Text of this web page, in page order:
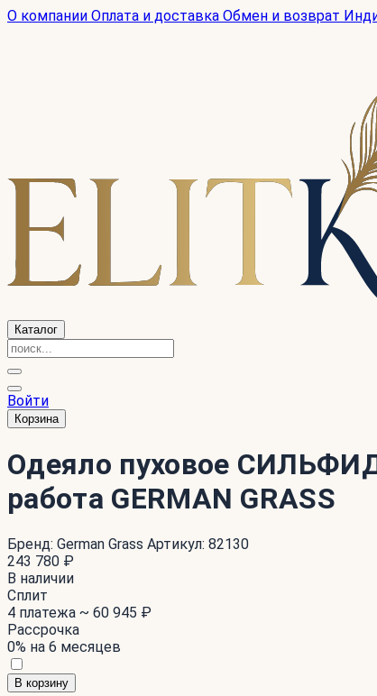
О компании Оплата и доставка Обмен и возврат
Каталог
Войти
Корзина
Одеяло пуховое
работа GERMAN GRASS
Бренд: German Grass Артикул: 82130
243 780 ₽
В наличии
Сплит
4 платежа ~ 60 945 ₽
Рассрочка
0% на 6 месяцев
В корзину